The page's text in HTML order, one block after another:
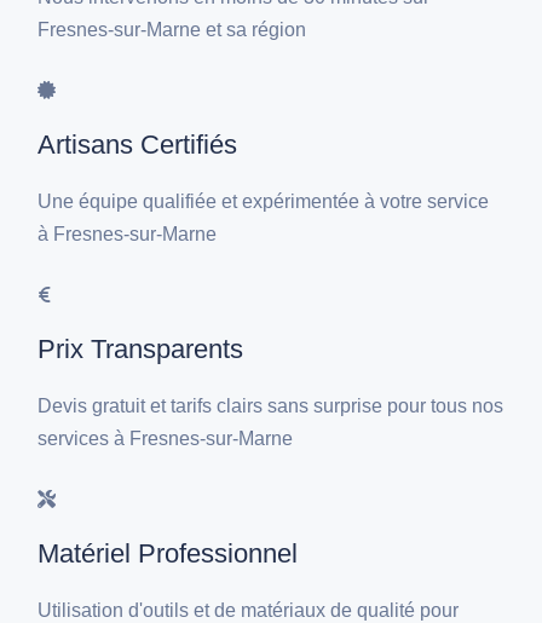
Fresnes-sur-Marne et sa région
Artisans Certifiés
Une équipe qualifiée et expérimentée à votre service
à Fresnes-sur-Marne
Prix Transparents
Devis gratuit et tarifs clairs sans surprise pour tous nos
services à Fresnes-sur-Marne
Matériel Professionnel
Utilisation d'outils et de matériaux de qualité pour